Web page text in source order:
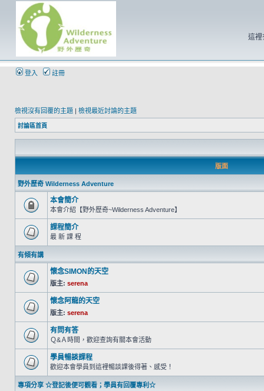
這裡
登入 註冊
檢視沒有回覆的主題 | 檢視最近討論的主題
討論區首頁
版面
野外歷奇 Wilderness Adventure
本會簡介
本會介紹【野外歷奇~Wilderness Adventure】
課程簡介
最 新 課 程
有傾有講
懷念SIMON的天空
版主: serena
懷念阿龍的天空
版主: serena
有問有答
Ｑ&Ａ時間，歡迎查詢有關本會活動
學員暢談課程
歡迎本會學員到這裡暢談課後得著、感受！
專項分享 ☆登記後便可觀看；學員有回覆專利☆